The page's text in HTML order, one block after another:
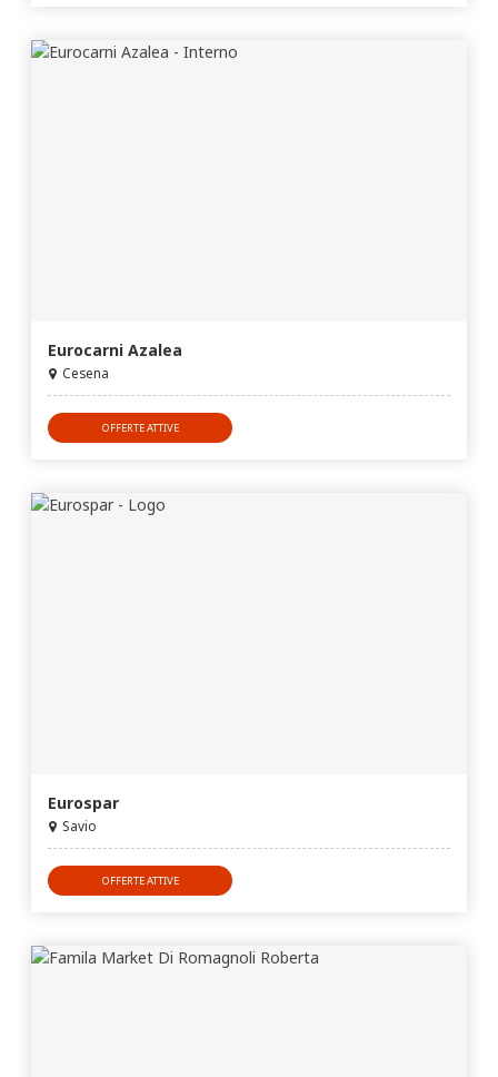
Eurocarni Azalea
Cesena
OFFERTE ATTIVE
Eurospar
Savio
OFFERTE ATTIVE